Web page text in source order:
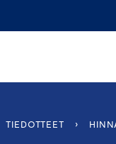
TIEDOTTEET ›